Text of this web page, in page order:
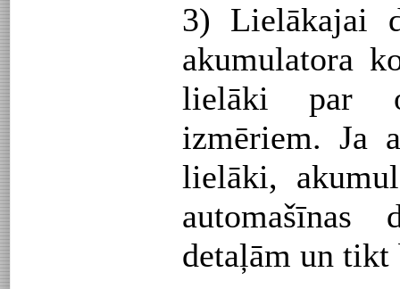
3) Lielākajai
akumulatora
lielāki par
izmēriem. Ja
lielāki,
automašīnas
detaļām un tikt